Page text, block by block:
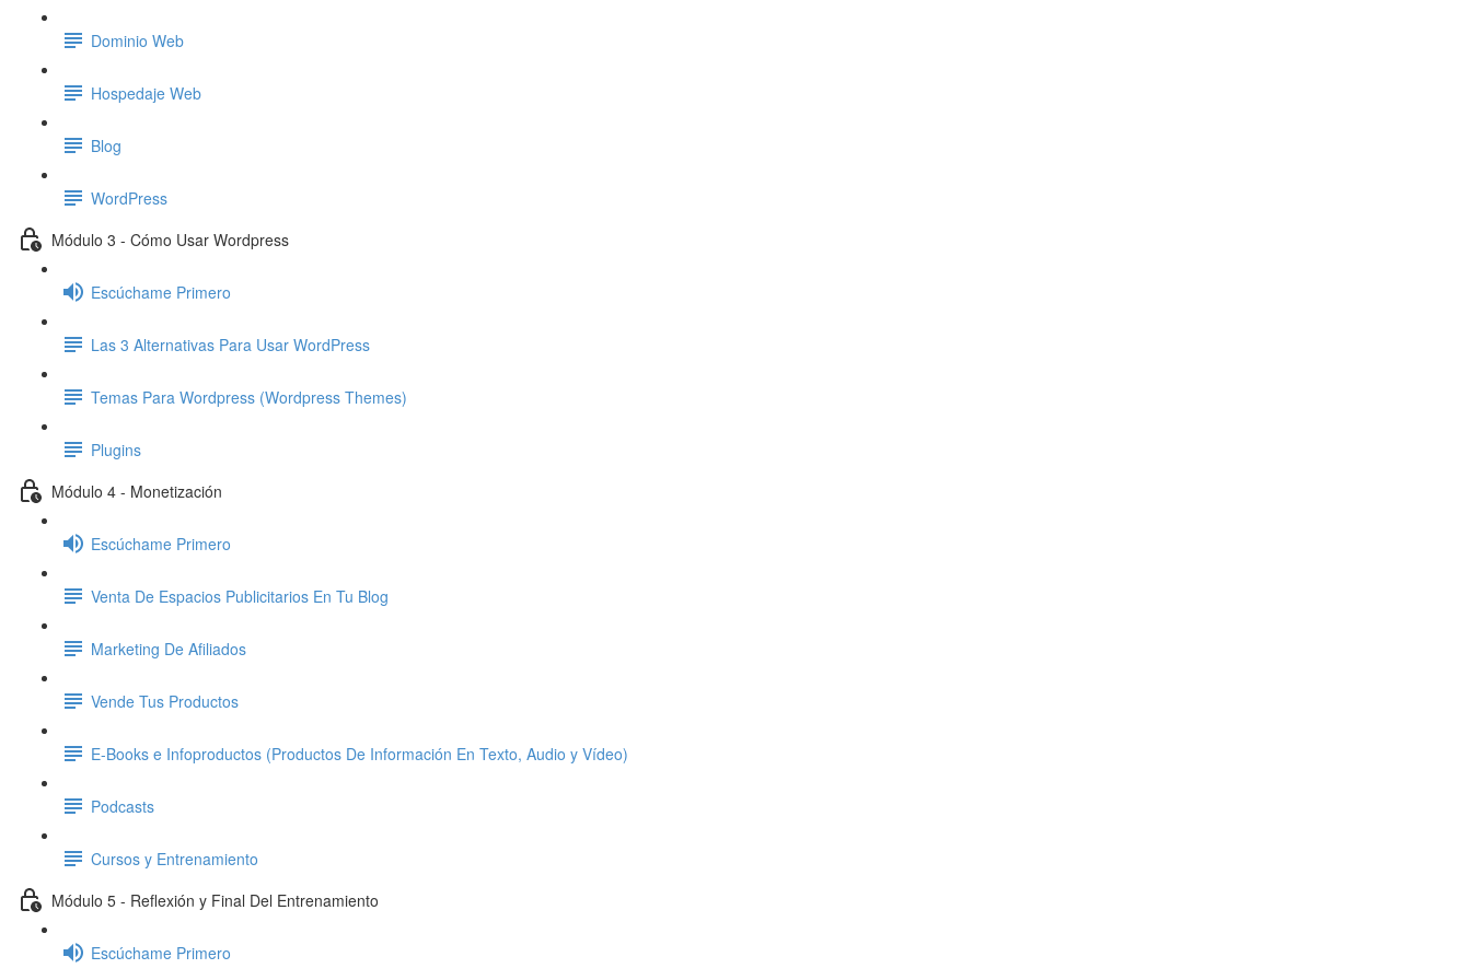
Dominio Web
Hospedaje Web
Blog
WordPress
Módulo 3 - Cómo Usar Wordpress
Escúchame Primero
Las 3 Alternativas Para Usar WordPress
Temas Para Wordpress (Wordpress Themes)
Plugins
Módulo 4 - Monetización
Escúchame Primero
Venta De Espacios Publicitarios En Tu Blog
Marketing De Afiliados
Vende Tus Productos
E-Books e Infoproductos (Productos De Información En Texto, Audio y Vídeo)
Podcasts
Cursos y Entrenamiento
Módulo 5 - Reflexión y Final Del Entrenamiento
Escúchame Primero